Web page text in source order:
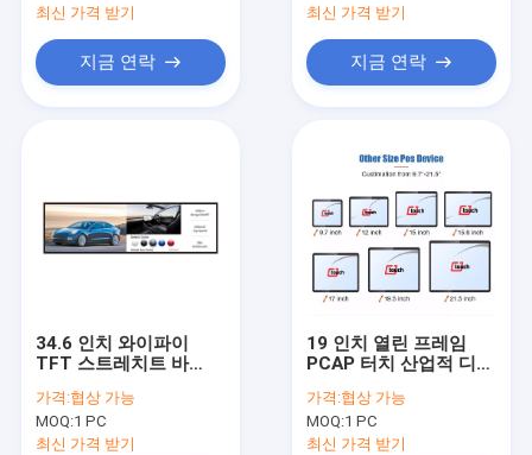
최신 가격 받기
지금 연락
최신 가격 받기
지금 연락
34.6 인치 와이파이
TFT 스트레치트 바
바깥변두리 스트레치트
바 LCD 스크린
가격:협상 가능
MOQ:1 PC
최신 가격 받기
19 인치 열린 프레임
PCAP 터치 산업적 디스
스크린 모니터
가격:협상 가능
MOQ:1 PC
최신 가격 받기